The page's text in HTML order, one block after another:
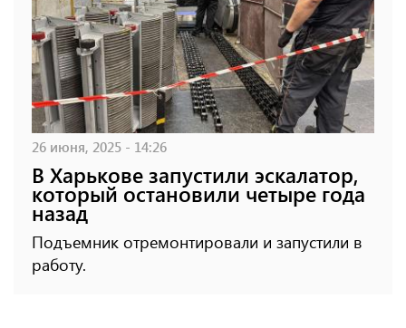
26 июня, 2025 - 14:26
В Харькове запустили эскалатор,
который остановили четыре года
назад
Подъемник отремонтировали и запустили в
работу.